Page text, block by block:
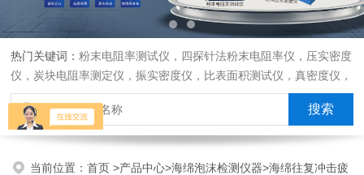
热门关键词：粉末电阻率测试仪，四探针法粉末电阻率仪，压实密度
仪，炭块电阻率测定仪，振实密度仪，比表面积测试仪，真密度仪，
炭块热膨胀仪，炭块透气率仪，炭块二氧化碳反应测定仪
当前位置：首页>产品中心>海绵泡沫检测仪器>海绵往复冲击疲